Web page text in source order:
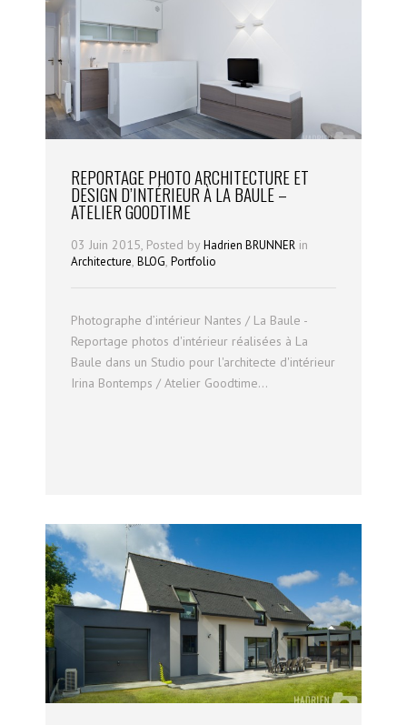
REPORTAGE PHOTO ARCHITECTURE ET
DESIGN D’INTÉRIEUR À LA BAULE –
ATELIER GOODTIME
03 Juin 2015, Posted by Hadrien BRUNNER in
Architecture, BLOG, Portfolio
Photographe d’intérieur Nantes / La Baule -
Reportage photos d'intérieur réalisées à La
Baule dans un Studio pour l'architecte d'intérieur
Irina Bontemps / Atelier Goodtime...